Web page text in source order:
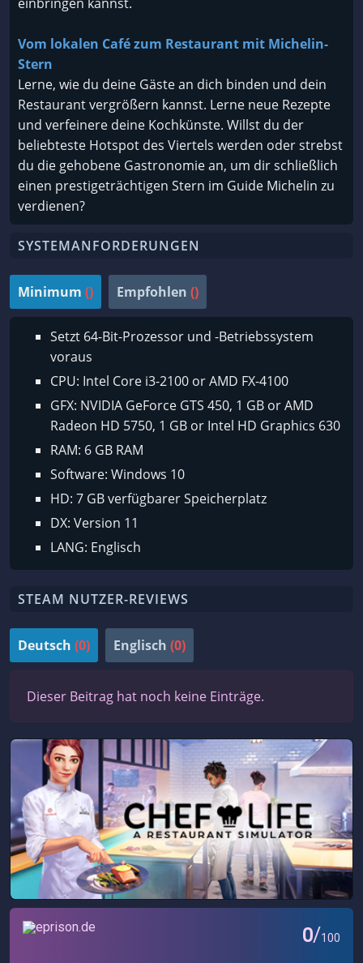
Vom lokalen Café zum Restaurant mit Michelin-
Stern
Lerne, wie du deine Gäste an dich binden und dein
Restaurant vergrößern kannst. Lerne neue Rezepte
und verfeinere deine Kochkünste. Willst du der
beliebteste Hotspot des Viertels werden oder strebst
du die gehobene Gastronomie an, um dir schließlich
einen prestigeträchtigen Stern im Guide Michelin zu
verdienen?
SYSTEMANFORDERUNGEN
Minimum () Empfohlen ()
Setzt 64-Bit-Prozessor und -Betriebssystem
voraus
CPU: Intel Core i3-2100 or AMD FX-4100
GFX: NVIDIA GeForce GTS 450, 1 GB or AMD
Radeon HD 5750, 1 GB or Intel HD Graphics 630
RAM: 6 GB RAM
Software: Windows 10
HD: 7 GB verfügbarer Speicherplatz
DX: Version 11
LANG: Englisch
STEAM NUTZER-REVIEWS
Deutsch (0) Englisch (0)
Dieser Beitrag hat noch keine Einträge.